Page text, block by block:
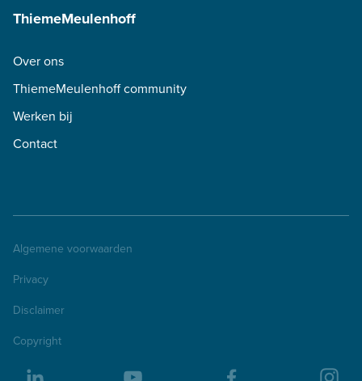
ThiemeMeulenhoff
Over ons
ThiemeMeulenhoff community
Werken bij
Contact
Algemene voorwaarden
Privacy
Disclaimer
Copyright